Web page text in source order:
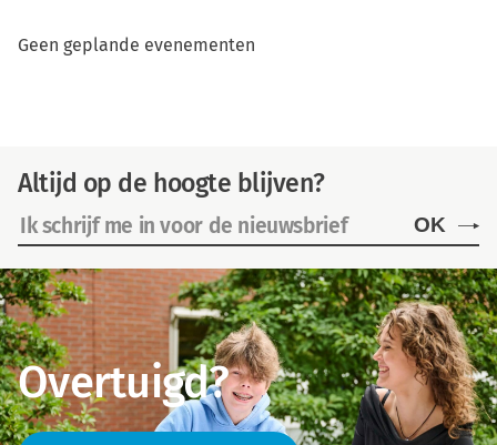
Geen geplande evenementen
Altijd op de hoogte blijven?
OK
Overtuigd?